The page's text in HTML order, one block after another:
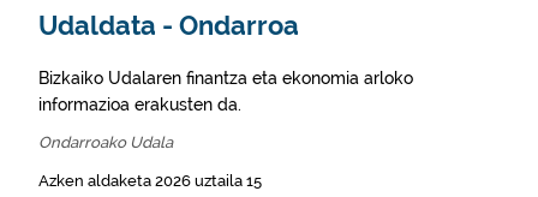
Udaldata - Ondarroa
Bizkaiko Udalaren finantza eta ekonomia arloko
informazioa erakusten da.
Ondarroako Udala
Azken aldaketa 2026 uztaila 15